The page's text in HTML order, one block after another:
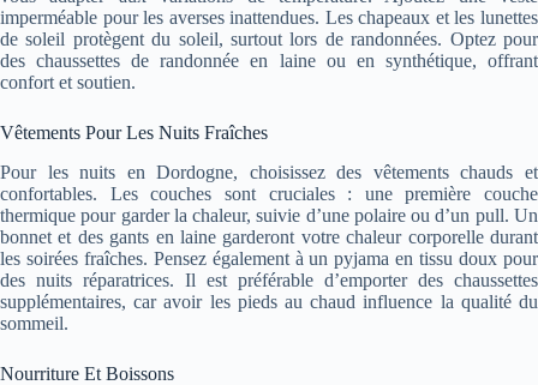
imperméable pour les averses inattendues. Les chapeaux et les lunettes
de soleil protègent du soleil, surtout lors de randonnées. Optez pour
des chaussettes de randonnée en laine ou en synthétique, offrant
confort et soutien.
Vêtements Pour Les Nuits Fraîches
Pour les nuits en Dordogne, choisissez des vêtements chauds et
confortables. Les couches sont cruciales : une première couche
thermique pour garder la chaleur, suivie d’une polaire ou d’un pull. Un
bonnet et des gants en laine garderont votre chaleur corporelle durant
les soirées fraîches. Pensez également à un pyjama en tissu doux pour
des nuits réparatrices. Il est préférable d’emporter des chaussettes
supplémentaires, car avoir les pieds au chaud influence la qualité du
sommeil.
Nourriture Et Boissons